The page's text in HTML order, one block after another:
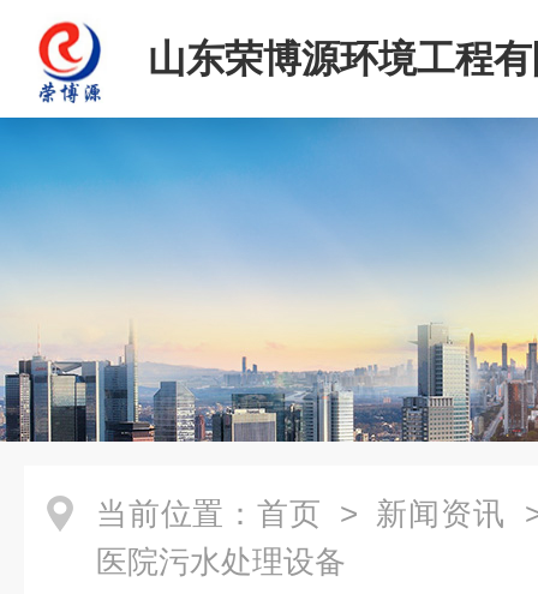
山东荣博源环境工程
当前位置： 首页 > 新闻资讯
医院污水处理设备